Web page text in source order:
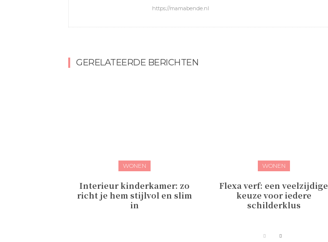
https://mamabende.nl
GERELATEERDE BERICHTEN
WONEN
Interieur kinderkamer: zo
richt je hem stijlvol en slim
in
WONEN
Flexa verf: een veelzijdige
keuze voor iedere
schilderklus